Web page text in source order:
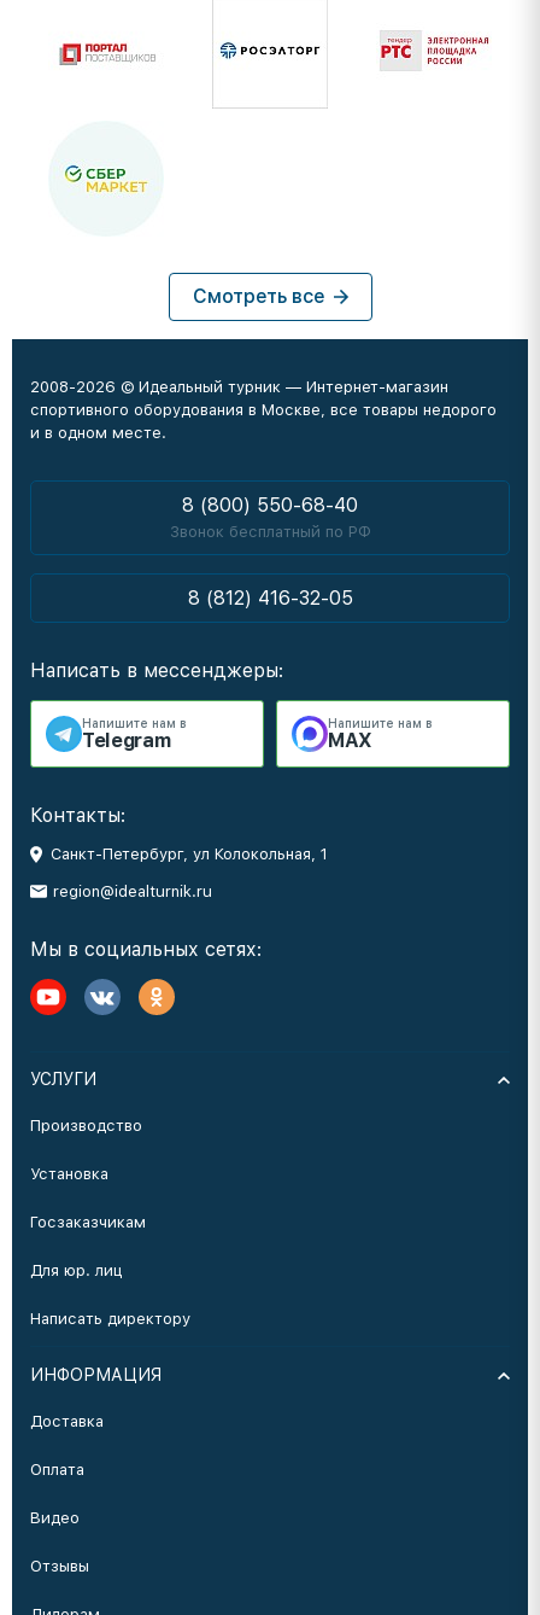
Смотреть все
2008-2026 © Идеальный турник — Интернет-магазин
спортивного оборудования в Москве, все товары недорого
и в одном месте.
8 (800) 550-68-40
Звонок бесплатный по РФ
8 (812) 416-32-05
Написать в мессенджеры:
Напишите нам в
Telegram
Напишите нам в
MAX
Контакты:
Санкт-Петербург, ул Колокольная, 1
region@idealturnik.ru
Мы в социальных сетях:
УСЛУГИ
Производство
Установка
Госзаказчикам
Для юр. лиц
Написать директору
ИНФОРМАЦИЯ
Доставка
Оплата
Видео
Отзывы